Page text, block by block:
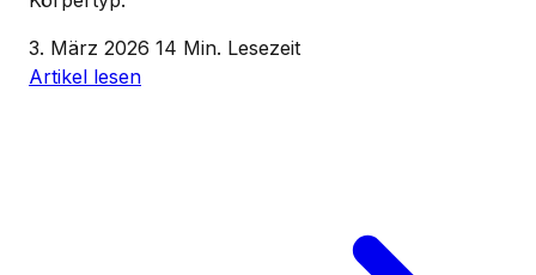
3. März 2026 14 Min. Lesezeit
Artikel lesen